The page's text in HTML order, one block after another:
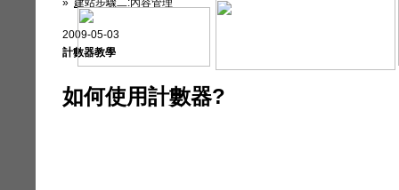
» 建站步驟二:內容管理
2009-05-03
計數器教學
如何使用計數器?